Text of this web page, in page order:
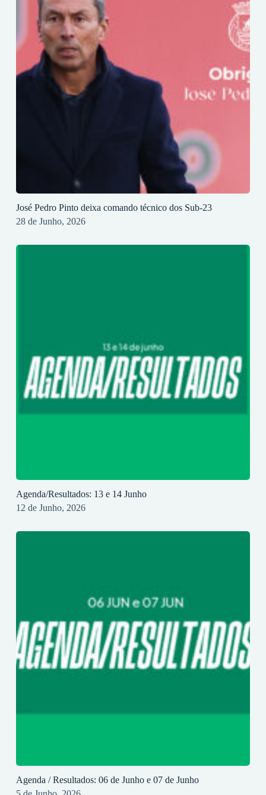
José Pedro Pinto deixa comando técnico dos Sub-23
28 de Junho, 2026
Agenda/Resultados: 13 e 14 Junho
12 de Junho, 2026
Agenda / Resultados: 06 de Junho e 07 de Junho